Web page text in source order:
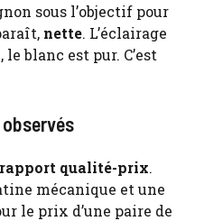
sous l’objectif pour
nette. L’éclairage
blanc est pur. C’est
rapport qualité-prix.
mécanique et une
le prix d’une paire de